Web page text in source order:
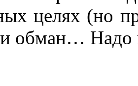
целях (но
обман… Надо